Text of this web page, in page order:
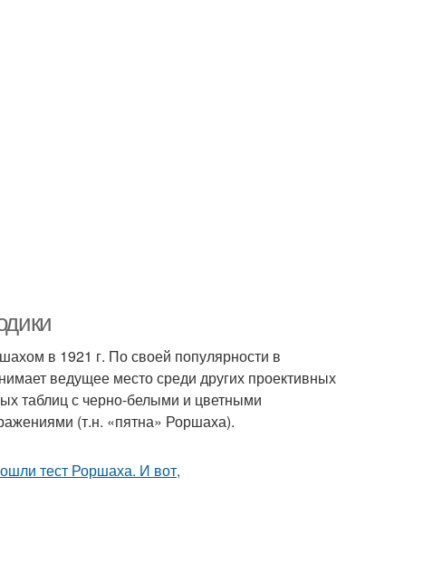
в 1921 г. По своей популярности в
ведущее место среди других проективных
таблиц с черно-белыми и цветными
(т.н. «пятна» Роршаха).